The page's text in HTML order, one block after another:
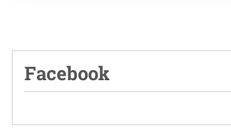
Facebook